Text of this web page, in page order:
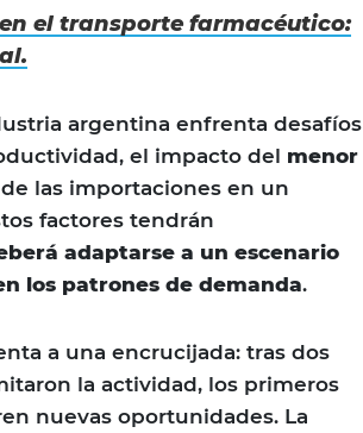
el transporte farmacéutico:
argentina enfrenta desafíos
el impacto del menor
las importaciones en un
factores tendrán
adaptarse a un escenario
los patrones de demanda.
a una encrucijada: tras dos
la actividad, los primeros
nuevas oportunidades. La